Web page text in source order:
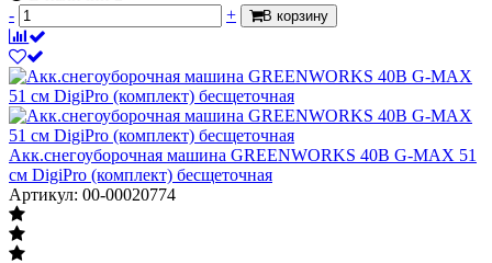
-
+ В корзину
Акк.снегоуборочная машина GREENWORKS 40В G-MAX 51
см DigiPro (комплект) бесщеточная
Артикул: 00-00020774